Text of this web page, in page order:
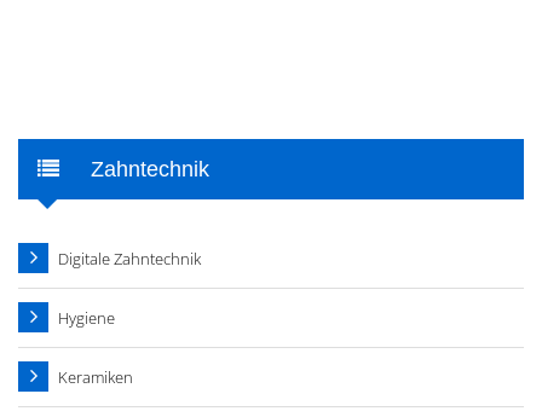
Zahntechnik
Digitale Zahntechnik
Hygiene
Keramiken